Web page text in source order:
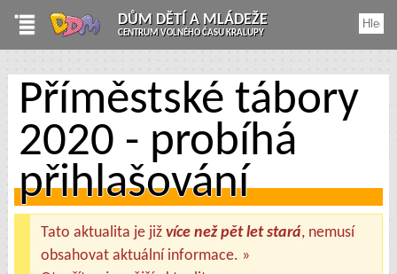
DŮM DĚTÍ A MLÁDEŽE
CENTRUM VOLNÉHO ČASU KRALUPY
Příměstské tábory
2020 - probíhá
přihlašování
Tato aktualita je již více než pět let stará, nemusí
obsahovat aktuální informace. »